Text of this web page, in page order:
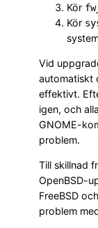
Kör
Kör
Vid
automatiskt
effektivt.
igen, och
GNOME-
problem.
Till skillnad
OpenBSD-
FreeBSD
problem